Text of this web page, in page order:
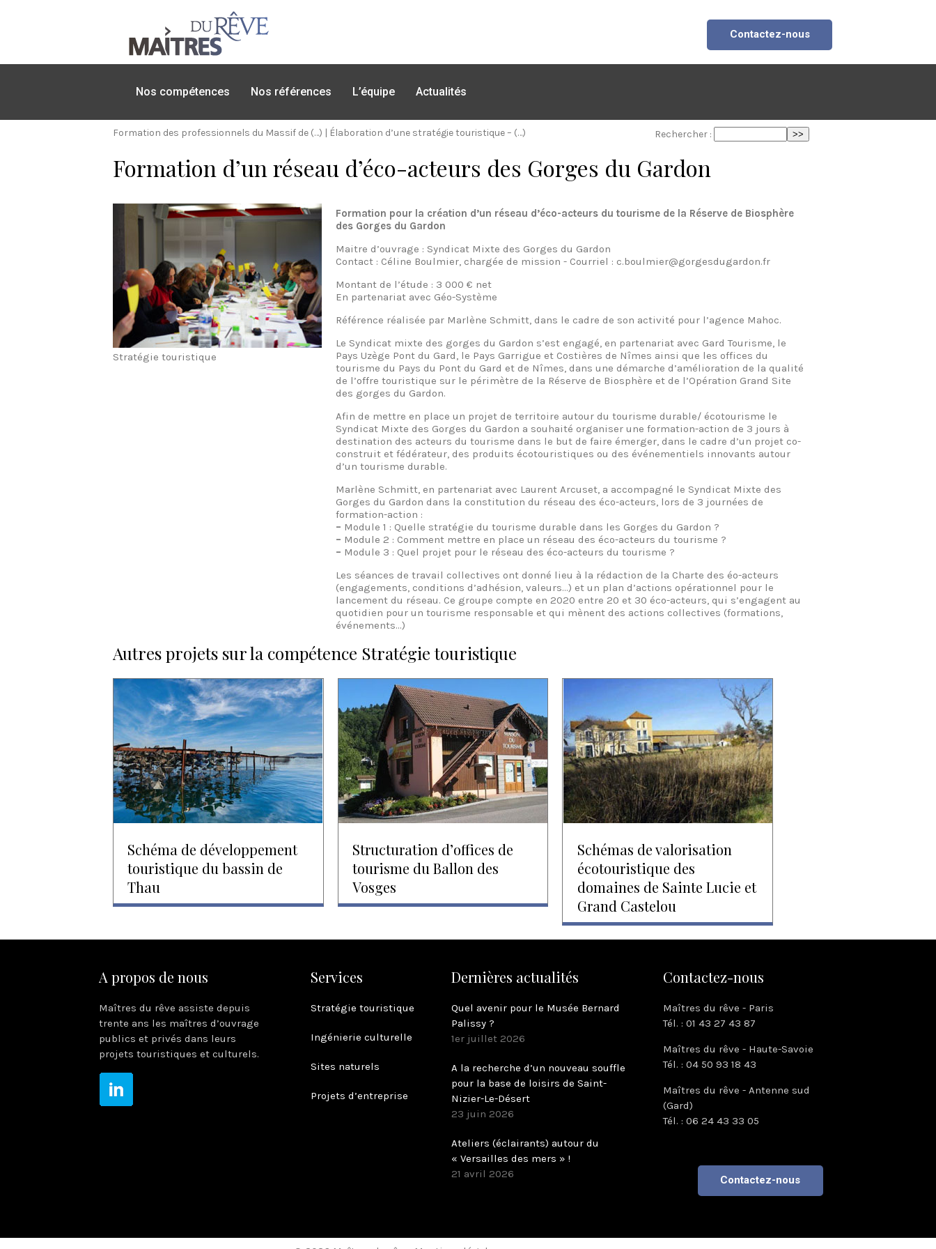
Contactez-nous
Nos compétences Nos références L’équipe Actualités
Formation des professionnels du Massif de (…) | Élaboration d’une stratégie touristique – (…) Rechercher :
Formation d’un réseau d’éco-acteurs des Gorges du Gardon
Stratégie touristique
Formation pour la création d’un réseau d’éco-acteurs du tourisme de la Réserve de Biosphère
des Gorges du Gardon
Maitre d’ouvrage : Syndicat Mixte des Gorges du Gardon
Contact : Céline Boulmier, chargée de mission - Courriel : c.boulmier@gorgesdugardon.fr
Montant de l’étude : 3 000 € net
En partenariat avec Géo-Système
Référence réalisée par Marlène Schmitt, dans le cadre de son activité pour l’agence Mahoc.
Le Syndicat mixte des gorges du Gardon s’est engagé, en partenariat avec Gard Tourisme, le
Pays Uzège Pont du Gard, le Pays Garrigue et Costières de Nîmes ainsi que les offices du
tourisme du Pays du Pont du Gard et de Nîmes, dans une démarche d’amélioration de la qualité
de l’offre touristique sur le périmètre de la Réserve de Biosphère et de l’Opération Grand Site
des gorges du Gardon.
Afin de mettre en place un projet de territoire autour du tourisme durable/ écotourisme le
Syndicat Mixte des Gorges du Gardon a souhaité organiser une formation-action de 3 jours à
destination des acteurs du tourisme dans le but de faire émerger, dans le cadre d’un projet co-
construit et fédérateur, des produits écotouristiques ou des événementiels innovants autour
d’un tourisme durable.
Marlène Schmitt, en partenariat avec Laurent Arcuset, a accompagné le Syndicat Mixte des
Gorges du Gardon dans la constitution du réseau des éco-acteurs, lors de 3 journées de
formation-action :
– Module 1 : Quelle stratégie du tourisme durable dans les Gorges du Gardon ?
– Module 2 : Comment mettre en place un réseau des éco-acteurs du tourisme ?
– Module 3 : Quel projet pour le réseau des éco-acteurs du tourisme ?
Les séances de travail collectives ont donné lieu à la rédaction de la Charte des éo-acteurs
(engagements, conditions d’adhésion, valeurs…) et un plan d’actions opérationnel pour le
lancement du réseau. Ce groupe compte en 2020 entre 20 et 30 éco-acteurs, qui s’engagent au
quotidien pour un tourisme responsable et qui mènent des actions collectives (formations,
événements…)
Autres projets sur la compétence Stratégie touristique
Schéma de développement
touristique du bassin de
Thau
Structuration d’offices de
tourisme du Ballon des
Vosges
Schémas de valorisation
écotouristique des
domaines de Sainte Lucie et
Grand Castelou
A propos de nous
Maîtres du rêve assiste depuis
trente ans les maîtres d’ouvrage
publics et privés dans leurs
projets touristiques et culturels.
Services
Stratégie touristique
Ingénierie culturelle
Sites naturels
Projets d’entreprise
Dernières actualités
Quel avenir pour le Musée Bernard
Palissy ?
1er juillet 2026
A la recherche d’un nouveau souffle
pour la base de loisirs de Saint-
Nizier-Le-Désert
23 juin 2026
Ateliers (éclairants) autour du
« Versailles des mers » !
21 avril 2026
Contactez-nous
Maîtres du rêve - Paris
Tél. : 01 43 27 43 87
Maîtres du rêve - Haute-Savoie
Tél. : 04 50 93 18 43
Maîtres du rêve - Antenne sud
(Gard)
Tél. : 06 24 43 33 05
Contactez-nous